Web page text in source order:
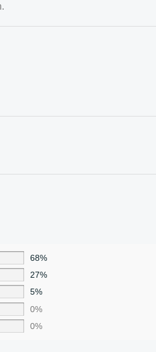
68%
27%
5%
0%
0%